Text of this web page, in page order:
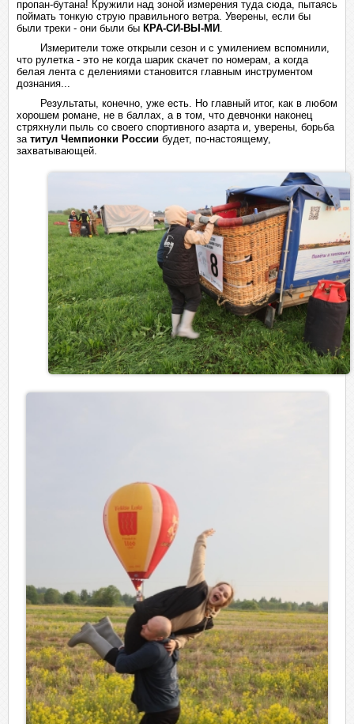
пропан-бутана! Кружили над зоной измерения туда сюда, пытаясь
поймать тонкую струю правильного ветра. Уверены, если бы
были треки - они были бы КРА-СИ-ВЫ-МИ
Измерители тоже открыли сезон и с умилением вспомнили,
что рулетка - это не когда шарик скачет по номерам, а когда
белая лента с делениями становится главным инструментом
дознания...
Результаты, конечно, уже есть. Но главный итог, как в любом
хорошем романе, не в баллах, а в том, что девчонки наконец
стряхнули пыль со своего спортивного азарта и, уверены, борьба
за титул Чемпионки России будет, по-настоящему,
захватывающей.